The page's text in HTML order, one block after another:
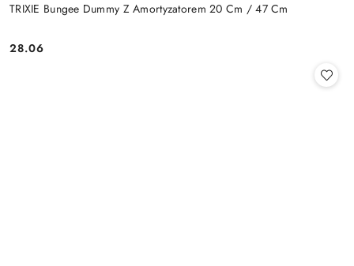
TRIXIE Bungee Dummy Z Amortyzatorem 20 Cm / 47 Cm
Cena:
28.06